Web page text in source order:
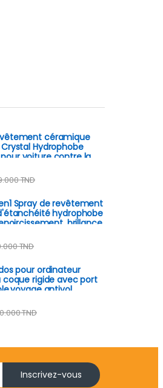
céramique
Hydrophobe
voiture contre la
TND
Spray de revêtement
hydrophobe
brillance,
TND
pour ordinateur
coque rigide avec port
antivol
TND
Inscrivez-vous